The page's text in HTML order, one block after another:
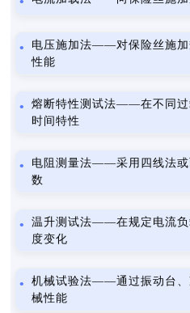
电压施加法——对保险丝施加
性能
熔断特性测试法——在不同过
时间特性
电阻测量法——采用四线法或
数
温升测试法——在规定电流负
度变化
机械试验法——通过振动台、
械性能